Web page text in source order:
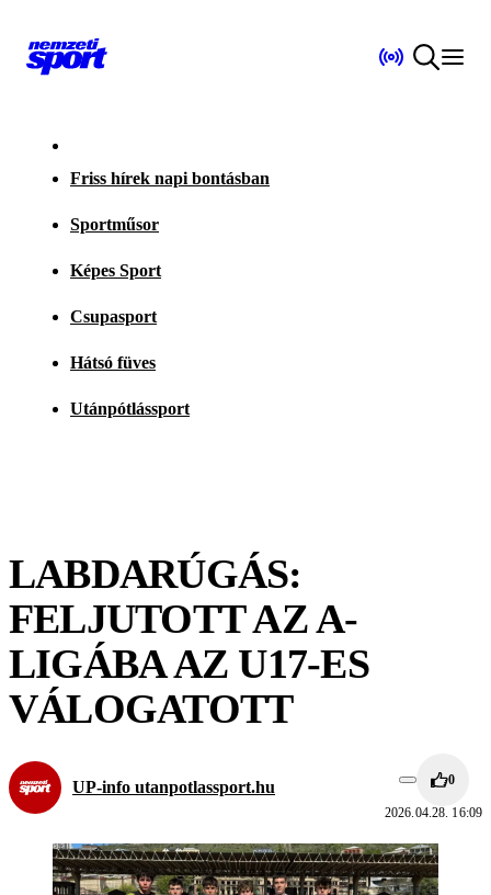
Friss hírek napi bontásban
Sportműsor
Képes Sport
Csupasport
Hátsó füves
Utánpótlássport
LABDARÚGÁS:
FELJUTOTT AZ A-
LIGÁBA AZ U17-ES
VÁLOGATOTT
UP-info utanpotlassport.hu 0
2026.04.28. 16:09